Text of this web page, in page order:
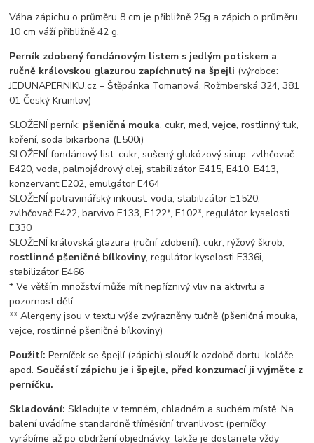
Váha zápichu o průměru 8 cm je přibližně 25g a zápich o průměru
10 cm váží přibližně 42 g.
Perník zdobený fondánovým listem s jedlým potiskem a
ručně královskou glazurou zapíchnutý na špejli (výrobce:
JEDUNAPERNIKU.cz – Štěpánka Tomanová, Rožmberská 324, 381
01 Český Krumlov)
SLOŽENÍ perník: pšeničná mouka, cukr, med,vejce, rostlinný tuk,
koření, soda bikarbona (E500i)
SLOŽENÍ fondánový list: cukr, sušený glukózový sirup, zvlhčovač
E420, voda, palmojádrový olej, stabilizátor E415, E410, E413,
konzervant E202, emulgátor E464
SLOŽENÍ potravinářský inkoust: voda, stabilizátor E1520,
zvlhčovač E422, barvivo E133, E122*, E102*, regulátor kyselosti
E330
SLOŽENÍ královská glazura (ruční zdobení): cukr, rýžový škrob,
rostlinné pšeničné bílkoviny, regulátor kyselosti E336i,
stabilizátor E466
* Ve větším množství může mít nepříznivý vliv na aktivitu a
pozornost dětí
** Alergeny jsou v textu výše zvýrazněny tučně (pšeničná mouka,
vejce, rostlinné pšeničné bílkoviny)
Použití:Perníček se špejlí (zápich) slouží k ozdobě dortu, koláče
apod. Součástí zápichu je i špejle, před konzumací ji vyjměte z
perníčku.
Skladování: Skladujte v temném, chladném a suchém místě. Na
balení uvádíme standardně tříměsíční trvanlivost (perníčky
vyrábíme až po obdržení objednávky, takže je dostanete vždy